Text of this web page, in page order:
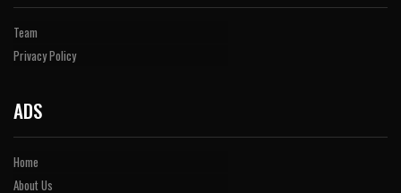
Team
Privacy Policy
ADS
Home
About Us